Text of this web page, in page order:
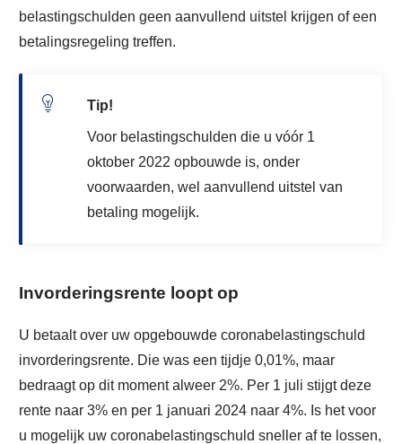
belastingschulden geen aanvullend uitstel krijgen of een
betalingsregeling treffen.
Tip!
Voor belastingschulden die u vóór 1
oktober 2022 opbouwde is, onder
voorwaarden, wel aanvullend uitstel van
betaling mogelijk.
Invorderingsrente loopt op
U betaalt over uw opgebouwde coronabelastingschuld
invorderingsrente. Die was een tijdje 0,01%, maar
bedraagt op dit moment alweer 2%. Per 1 juli stijgt deze
rente naar 3% en per 1 januari 2024 naar 4%. Is het voor
u mogelijk uw coronabelastingschuld sneller af te lossen,